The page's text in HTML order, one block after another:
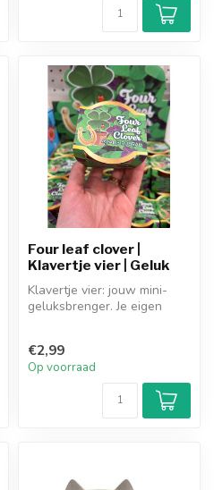
Four leaf clover |
Klavertje vier | Geluk
Klavertje vier: jouw mini-
geluksbrenger. Je eigen
€2,99
Op voorraad